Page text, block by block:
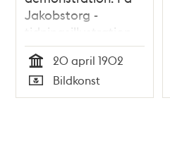
Jakobstorg -
tidningsillustration
1902
Tid
20 april 1902
Typ
Bildkonst